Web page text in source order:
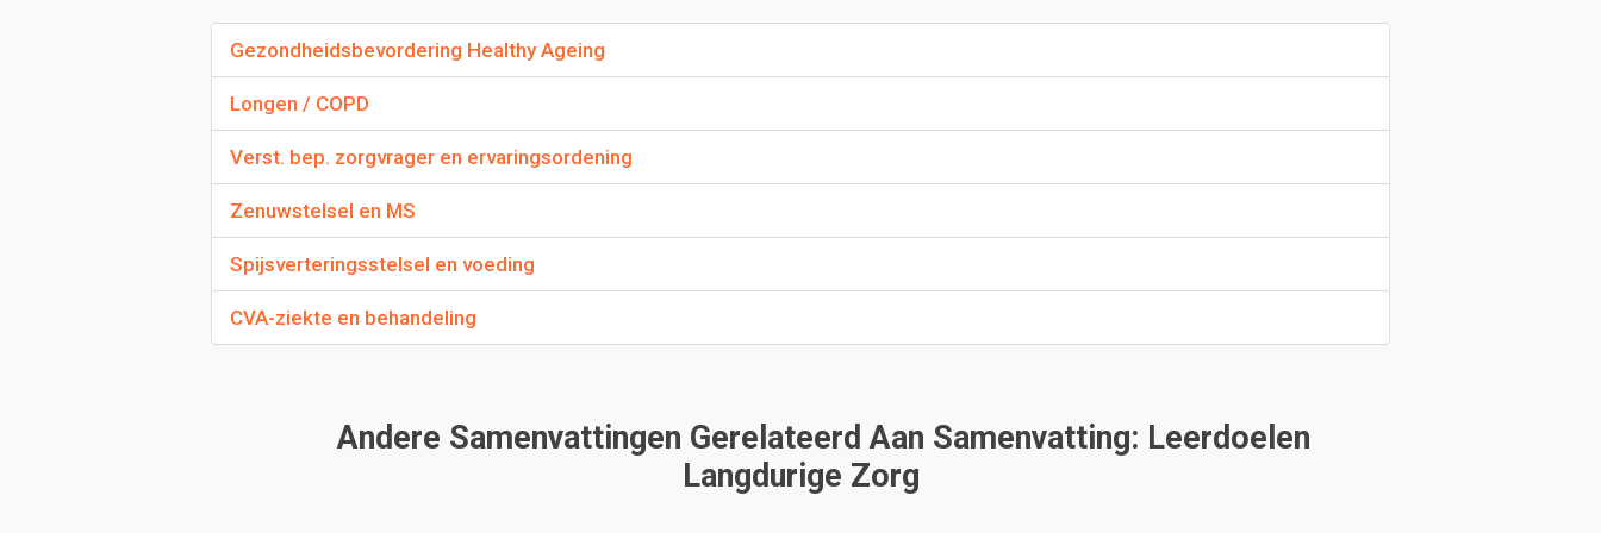
Wat is de letterlijke vertaling van diabetes mellitus?
Het 'zoete' slaat op de grote hoeveelheid glucose die in de urine zit, 'doorloop' betekent het grote
Insuline
Glucagon
Samen zorgen ze voor het in evenwicht houden van de suikerspiegel in het bloed.
Gezondheidsbevordering Healthy Ageing
Longen / COPD
Verst. bep. zorgvrager en ervaringsordening
Zenuwstelsel en MS
Spijsverteringsstelsel en voeding
CVA-ziekte en behandeling
Andere Samenvattingen Gerelateerd Aan Samenvatting: Leerdoelen
Langdurige Zorg